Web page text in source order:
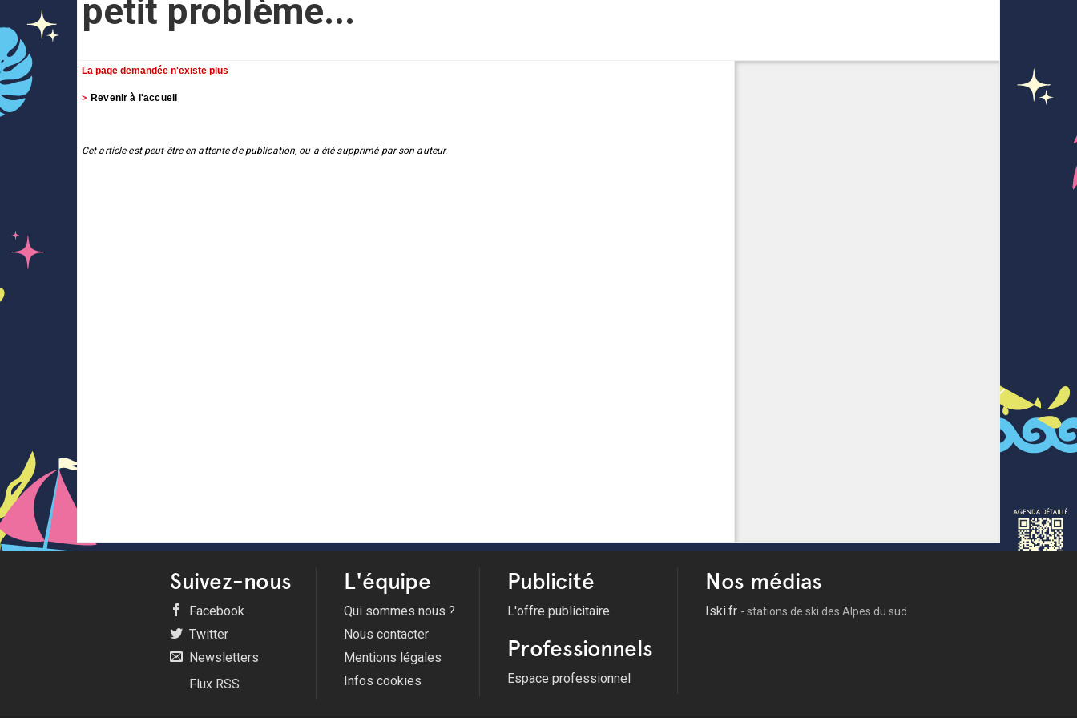
petit problème...
La page demandée n'existe plus
Revenir à l'accueil
Cet article est peut-être en attente de publication, ou a été supprimé par son auteur.
<
Suivez-nous
Facebook
Twitter
Newsletters
Flux RSS
L'équipe
Qui sommes nous ?
Nous contacter
Mentions légales
Infos cookies
Publicité
L'offre publicitaire
Professionnels
Espace professionnel
Nos médias
Iski.fr - stations de ski des Alpes du sud